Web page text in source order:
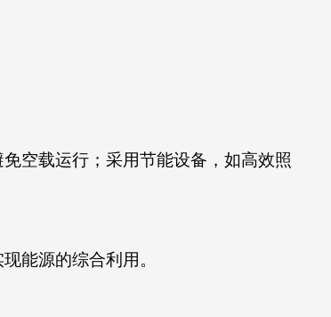
空载运行；采用节能设备，如高效照
能源的综合利用。